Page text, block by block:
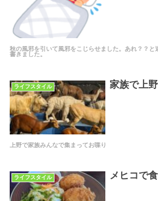
秋の風邪を引いて風邪をこじらせました。あれ？？
書きました。
ライフスタイル 家族で上
上野で家族みんなで集まってお喋り
ライフスタイル メヒコで